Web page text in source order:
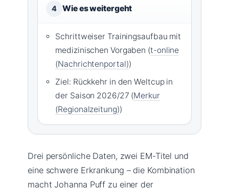
4 Wie es weitergeht
Schrittweiser Trainingsaufbau mit
medizinischen Vorgaben (t-online
(Nachrichtenportal))
Ziel: Rückkehr in den Weltcup in
der Saison 2026/27 (Merkur
(Regionalzeitung))
Drei persönliche Daten, zwei EM-Titel und
eine schwere Erkrankung – die Kombination
macht Johanna Puff zu einer der